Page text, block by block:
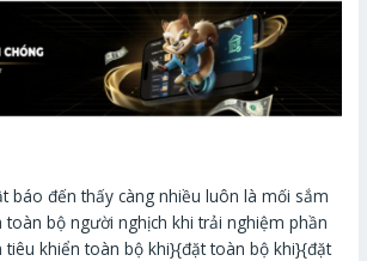
báo đến thấy càng nhiều luôn là mối sắm
bộ người nghịch khi trải nghiệm phần
tiêu khiển toàn bộ khi}{đặt toàn bộ khi}{đặt